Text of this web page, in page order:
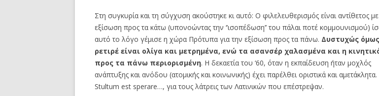
Στη συγκυρία και τη σύγχυση ακούστηκε κι αυτό: Ο φιλελευθερισμός είναι αντίθετος
εξίσωση προς τα κάτω (υπονοώντας την ‘’ισοπέδωση’’ του πάλαι ποτέ κομμουνισμού)
αυτό το λόγο γέμισε η χώρα Πρότυπα για την εξίσωση προς τα πάνω. Δυστυχώς
ρετιρέ είναι ολίγα και μετρημένα, ενώ τα ασανσέρ χαλασμένα και η
προς τα πάνω περιορισμένη. Η δεκαετία του ‘60, όταν η εκπαίδευση ήταν μοχλός
ανάπτυξης και ανόδου (ατομικής και κοινωνικής) έχει παρέλθει οριστικά και αμετάκλητα.
Stultum est sperare…, για τους λάτρεις των Λατινικών που επέστρεψαν.